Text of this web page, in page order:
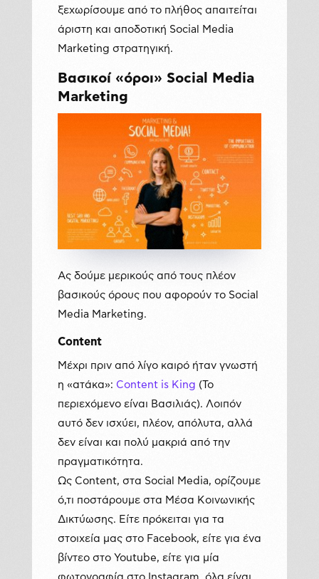
ξεχωρίσουμε από το πλήθος απαιτείται
άριστη και αποδοτική Social Media
Marketing στρατηγική.
Βασικοί «όροι» Social Media
Marketing
Ας δούμε μερικούς από τους πλέον
βασικούς όρους που αφορούν το Social
Media Marketing.
Content
Μέχρι πριν από λίγο καιρό ήταν γνωστή
η «ατάκα»: Content is King (Το
περιεχόμενο είναι Βασιλιάς). Λοιπόν
αυτό δεν ισχύει, πλέον, απόλυτα, αλλά
δεν είναι και πολύ μακριά από την
πραγματικότητα.
Ως Content, στα Social Media, ορίζουμε
ό,τι ποστάρουμε στα Μέσα Κοινωνικής
Δικτύωσης. Είτε πρόκειται για τα
στοιχεία μας στο Facebook, είτε για ένα
βίντεο στο Youtube, είτε για μία